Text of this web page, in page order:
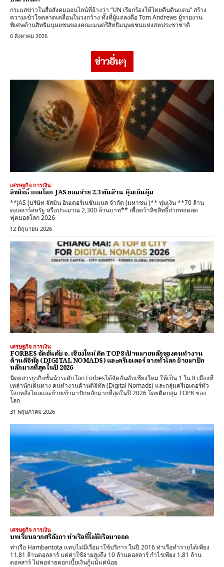
กระแสข่าวในสื่อสังคมออนไลน์ที่อ้างว่า “UN เรียกร้องให้ไทยคืนดินแดน” สร้าง
ความเข้าใจคลาดเคลื่อนในวงกว้าง ทั้งที่ผู้แถลงคือ Tom Andrews ผู้รายงาน
พิเศษด้านสิทธิมนุษยชนของคณะมนตรีสิทธิมนุษยชนแห่งสหประชาชาติ
6 สิงหาคม 2026
ข่าวอื่นๆ
เศรษฐกิจ การเงิน
ลิขสิทธิ์ บอลโลก JAS ยอมจ่าย 2.3 พันล้าน คุ้มเกินคุ้ม
**JAS (บริษัท จัสมิน อินเตอร์เนชั่นแนล จำกัด (มหาชน )** ทุ่มเงิน **70 ล้าน
ดอลลาร์สหรัฐ หรือประมาณ 2,300 ล้านบาท** เพื่อคว้าลิขสิทธิ์ถ่ายทอดสด
ฟุตบอลโลก 2026
12 มิถุนายน 2026
เศรษฐกิจ การเงิน
FORBES จัดอันดับ จ. เชียงใหม่ ติด TOP8 เป้าหมายหลักของคนทำงาน
ด้านดิจิทัล (DIGITAL NOMADS) และครีเอเตอร์ จากทั่วโลก ย้ายมาปัก
หลักมากที่สุด ในปี 2026
นิตยสารธุรกิจชั้นนำระดับโลก Forbesได้จัดอันดับเชียงใหม่ ให้เป็น 1 ใน 8 เมืองที่
เหล่านักเดินทาง คนทำงานด้านดิจิทัล (Digital Nomads) และกลุ่มครีเอเตอร์ทั่ว
โลกหลั่งไหลและย้ายเข้ามาปักหลักมากที่สุดในปี 2026 โดยติดกลุ่ม TOP8 ของ
โลก
31 พฤษภาคม 2026
เศรษฐกิจ การเงิน
บทเรียนจากศรีลังกา ท่าเรือที่ไม่มีเรือมาจอด
ท่าเรือ Hambantota แทบไม่มีเรือมาใช้บริการ ในปี 2016 ท่าเรือทำรายได้เพียง
11.81 ล้านดอลลาร์ แต่ค่าใช้จ่ายสูงถึง 10 ล้านดอลลาร์ กำไรเพียง 1.81 ล้าน
ดอลลาร์ ไม่พอจ่ายดอกเบี้ยเงินกู้แม้แต่น้อย